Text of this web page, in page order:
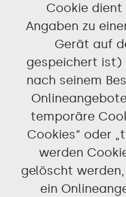
Cookie
Angaben zu
Gerät auf
gespeichert ist)
nach seinem
temporäre
Cookies“ oder
werden
gelöscht
ein